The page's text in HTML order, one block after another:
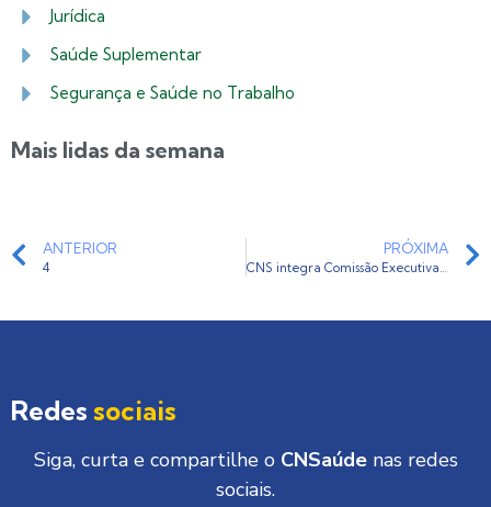
Jurídica
Saúde Suplementar
Segurança e Saúde no Trabalho
Mais lidas da semana
ANTERIOR
4
PRÓXIMA
CNS integra Comissão Executiva do XXII Congresso Nacional de Prevenção de Acidentes do Trabalho
Redes sociais
Siga, curta e compartilhe o CNSaúdenas redes
sociais.